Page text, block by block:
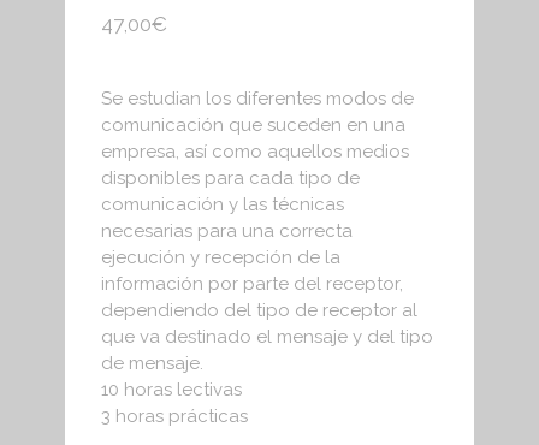
47,00€
Se estudian los diferentes modos de
comunicación que suceden en una
empresa, así como aquellos medios
disponibles para cada tipo de
comunicación y las técnicas
necesarias para una correcta
ejecución y recepción de la
información por parte del receptor,
dependiendo del tipo de receptor al
que va destinado el mensaje y del tipo
de mensaje.
10 horas lectivas
3 horas prácticas